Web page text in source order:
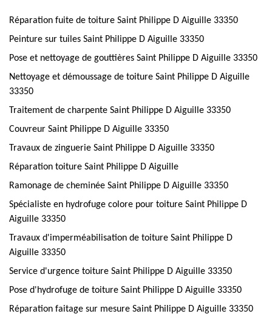
Réparation fuite de toiture Saint Philippe D Aiguille 33350
Peinture sur tuiles Saint Philippe D Aiguille 33350
Pose et nettoyage de gouttières Saint Philippe D Aiguille 33350
Nettoyage et démoussage de toiture Saint Philippe D Aiguille
33350
Traitement de charpente Saint Philippe D Aiguille 33350
Couvreur Saint Philippe D Aiguille 33350
Travaux de zinguerie Saint Philippe D Aiguille 33350
Réparation toiture Saint Philippe D Aiguille
Ramonage de cheminée Saint Philippe D Aiguille 33350
Spécialiste en hydrofuge colore pour toiture Saint Philippe D
Aiguille 33350
Travaux d'imperméabilisation de toiture Saint Philippe D
Aiguille 33350
Service d'urgence toiture Saint Philippe D Aiguille 33350
Pose d'hydrofuge de toiture Saint Philippe D Aiguille 33350
Réparation faitage sur mesure Saint Philippe D Aiguille 33350